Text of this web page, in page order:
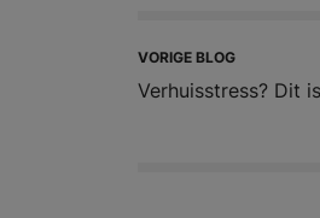
VORIGE BLOG
Verhuisstress? Dit